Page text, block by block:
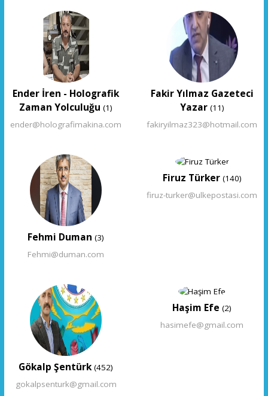
Ender İren - Holografik
Zaman Yolculuğu (1)
ender@holografimakina.com
Fakir Yılmaz Gazeteci
Yazar(11)
fakiryilmaz323@hotmail.com
Fehmi Duman (3)
Fehmi@duman.com
Firuz Türker(140)
firuz-turker@ulkepostasi.com
Gökalp Şentürk(452)
gokalpsenturk@gmail.com
Haşim Efe (2)
hasimefe@gmail.com